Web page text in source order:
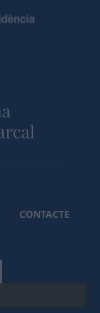
CONTACTE